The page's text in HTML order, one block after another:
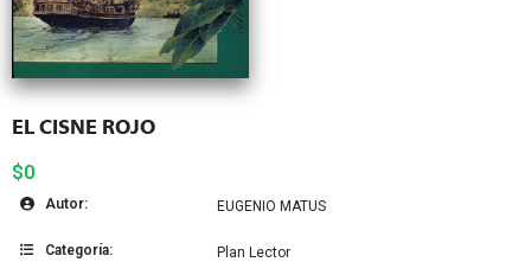
EL CISNE ROJO
$0
Autor: EUGENIO MATUS
Categoría: Plan Lector